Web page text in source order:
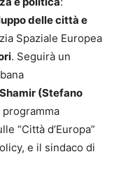
delle città e
Spaziale Europea
. Seguirà un
(Stefano
“Città d’Europa”
e il sindaco di